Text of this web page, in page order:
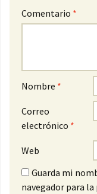
Comentario *
Nombre *
Correo
electrónico *
Web
Guarda mi
navegador para